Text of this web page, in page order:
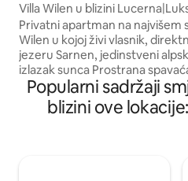
Villa Wilen u blizini
utočište uz jezero
Privatni apartman na najvišem
Wilen u kojoj živi vlasnik,
jezeru Sarnen, jedinstveni
izlazak sunca Prostrana
kućnim kinom, panoramskim
velikom kuhinjom i kupatilom
privatne prostorije). Za 3–5
Popularni sadržaji
blizini ove